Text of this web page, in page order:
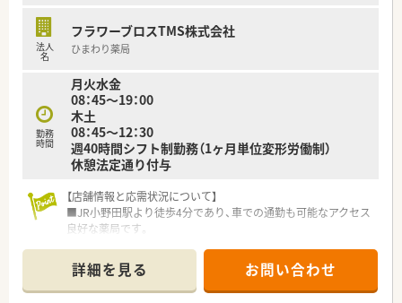
法人
名
フラワーブロスTMS株式会社
ひまわり薬局
勤務
時間
月火水金
08：45～19：00
木土
08：45～12：30
週40時間シフト制勤務（1ヶ月単位変形労働制）
休憩法定通り付与
【店舗情報と応需状況について】
■JR小野田駅より徒歩4分であり、車での通勤も可能なアクセス
良好な薬局です。
方箋を応需しています。
■処方箋枚数は1日平均80枚程度で、複数の薬剤師が協力して丁
寧に対応しています。
詳細を見る お問い合わせ